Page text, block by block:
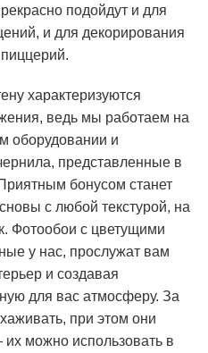
подойдут и для
и для декорирования
характеризуются
ведь мы работаем на
оборудовании и
представленные в
бонусом станет
с любой текстурой, на
Фотообои с цветущими
у нас, прослужат вам
и создавая
для вас атмосферу. За
при этом они
можно использовать в